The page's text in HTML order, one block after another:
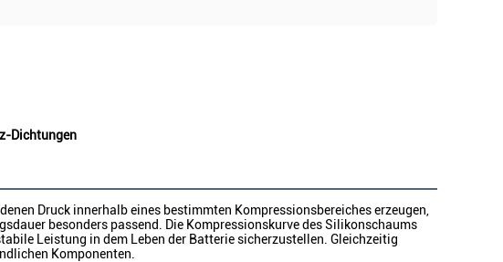
Dichtungen
Druck innerhalb eines bestimmten Kompressionsbereiches erzeugen,
besonders passend. Die Kompressionskurve des Silikonschaums
Leistung in dem Leben der Batterie sicherzustellen. Gleichzeitig
Komponenten.